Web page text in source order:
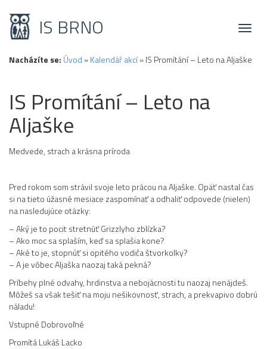
Toggle
IS BRNO
Nacházíte se: Úvod »Kalendář akcí»IS Promítání – Leto na Aljaške
IS Promítání – Leto na
Aljaške
Medvede, strach a krásna príroda
Pred rokom som strávil svoje leto prácou na Aljaške. Opäť nastal čas
si na tieto úžasné mesiace zaspomínať a odhaliť odpovede (nielen)
na nasledujúce otázky:
– Aký je to pocit stretnúť Grizzlyho zblízka?
– Ako moc sa splaším, keď sa splašia kone?
– Aké to je, stopnúť si opitého vodiča štvorkolky?
– A je vôbec Aljaška naozaj taká pekná?
Príbehy plné odvahy, hrdinstva a nebojácnosti tu naozaj nenájdeš.
Môžeš sa však tešiť na moju nešikovnosť, strach, a prekvapivo dobrú
náladu!
Vstupné Dobrovoľné
Promítá Lukáš Lacko